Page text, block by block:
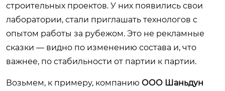
строительных проектов. У них появились свои
лаборатории, стали приглашать технологов с
опытом работы за рубежом. Это не рекламные
сказки — видно по изменению состава и, что
важнее, по стабильности от партии к партии.
Возьмем, к примеру, компанию ООО Шаньдун